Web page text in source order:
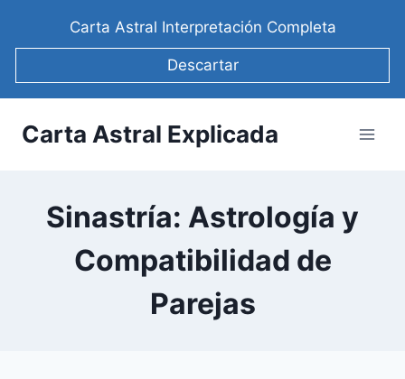
Carta Astral Interpretación Completa
Descartar
Carta Astral Explicada
Sinastría: Astrología y
Compatibilidad de
Parejas